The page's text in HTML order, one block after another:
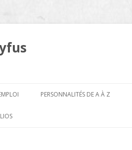
au
PERSONNALITÉS DE A À Z